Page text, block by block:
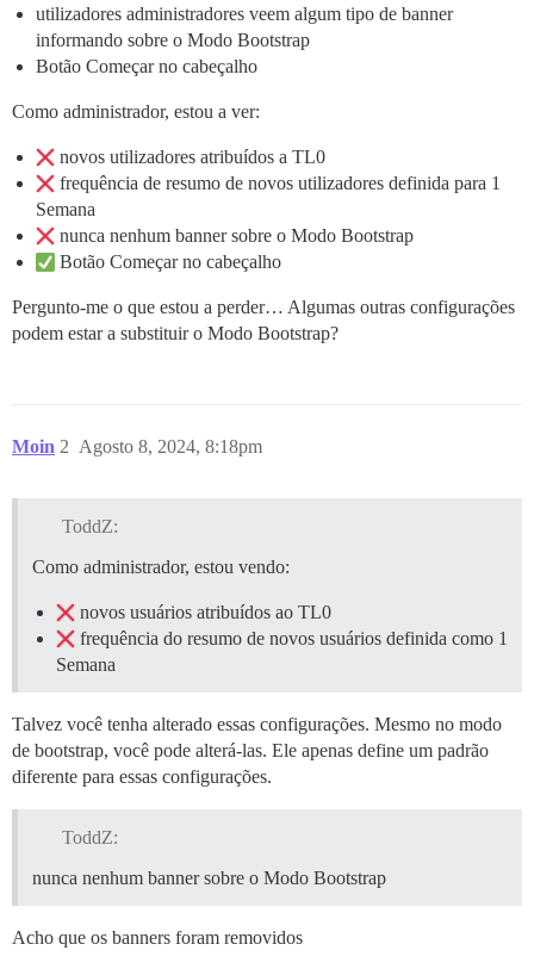
utilizadores administradores veem algum tipo de banner
informando sobre o Modo Bootstrap
Botão Começar no cabeçalho
Como administrador, estou a ver:
novos utilizadores atribuídos a TL0
frequência de resumo de novos utilizadores definida para 1
Semana
nunca nenhum banner sobre o Modo Bootstrap
Botão Começar no cabeçalho
Pergunto-me o que estou a perder… Algumas outras configurações
podem estar a substituir o Modo Bootstrap?
Moin Agosto 8, 2024, 8:18pm
2
ToddZ:
Como administrador, estou vendo:
novos usuários atribuídos ao TL0
frequência do resumo de novos usuários definida como 1
Semana
Talvez você tenha alterado essas configurações. Mesmo no modo
de bootstrap, você pode alterá-las. Ele apenas define um padrão
diferente para essas configurações.
ToddZ:
nunca nenhum banner sobre o Modo Bootstrap
Acho que os banners foram removidos